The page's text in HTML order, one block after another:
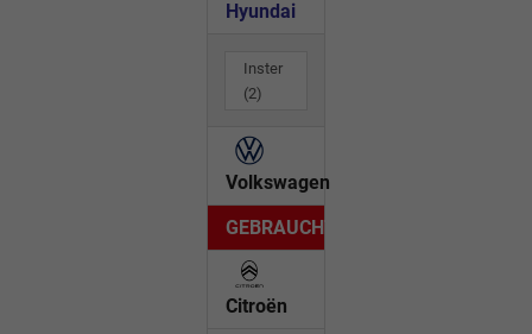
Hyundai
Inster
(2)
Volkswagen
GEBRAUCHTWAGEN
Citroën